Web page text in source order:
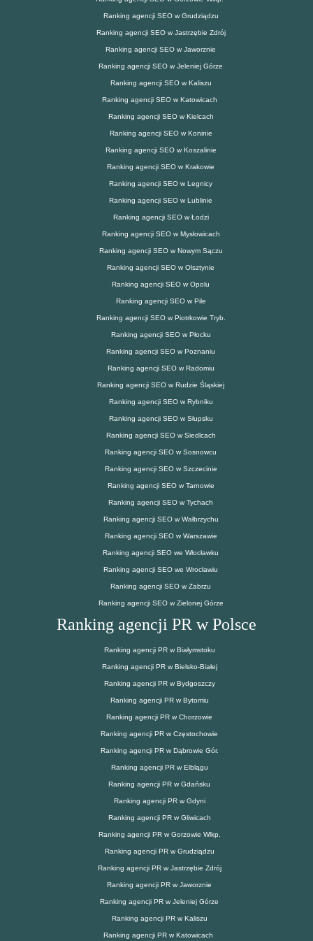
Ranking agencji SEO w Grudziądzu
Ranking agencji SEO w Jastrzębie Zdrój
Ranking agencji SEO w Jaworznie
Ranking agencji SEO w Jeleniej Górze
Ranking agencji SEO w Kaliszu
Ranking agencji SEO w Katowicach
Ranking agencji SEO w Kielcach
Ranking agencji SEO w Koninie
Ranking agencji SEO w Koszalinie
Ranking agencji SEO w Krakowie
Ranking agencji SEO w Legnicy
Ranking agencji SEO w Lublinie
Ranking agencji SEO w Łodzi
Ranking agencji SEO w Mysłowicach
Ranking agencji SEO w Nowym Sączu
Ranking agencji SEO w Olsztynie
Ranking agencji SEO w Opolu
Ranking agencji SEO w Pile
Ranking agencji SEO w Piotrkowie Tryb.
Ranking agencji SEO w Płocku
Ranking agencji SEO w Poznaniu
Ranking agencji SEO w Radomiu
Ranking agencji SEO w Rudzie Śląskiej
Ranking agencji SEO w Rybniku
Ranking agencji SEO w Słupsku
Ranking agencji SEO w Siedlcach
Ranking agencji SEO w Sosnowcu
Ranking agencji SEO w Szczecinie
Ranking agencji SEO w Tarnowie
Ranking agencji SEO w Tychach
Ranking agencji SEO w Wałbrzychu
Ranking agencji SEO w Warszawie
Ranking agencji SEO we Włocławku
Ranking agencji SEO we Wrocławiu
Ranking agencji SEO w Zabrzu
Ranking agencji SEO w Zielonej Górze
Ranking agencji PR w Polsce
Ranking agencji PR w Białymstoku
Ranking agencji PR w Bielsko-Białej
Ranking agencji PR w Bydgoszczy
Ranking agencji PR w Bytomiu
Ranking agencji PR w Chorzowie
Ranking agencji PR w Częstochowie
Ranking agencji PR w Dąbrowie Gór.
Ranking agencji PR w Elblągu
Ranking agencji PR w Gdańsku
Ranking agencji PR w Gdyni
Ranking agencji PR w Gliwicach
Ranking agencji PR w Gorzowie Wlkp.
Ranking agencji PR w Grudziądzu
Ranking agencji PR w Jastrzębie Zdrój
Ranking agencji PR w Jaworznie
Ranking agencji PR w Jeleniej Górze
Ranking agencji PR w Kaliszu
Ranking agencji PR w Katowicach